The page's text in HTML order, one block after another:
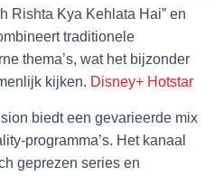
Rishta Kya Kehlata Hai” en
traditionele
thema’s, wat het bijzonder
kijken. Disney+ Hotstar
biedt een gevarieerde mix
programma’s. Het kanaal
geprezen series en